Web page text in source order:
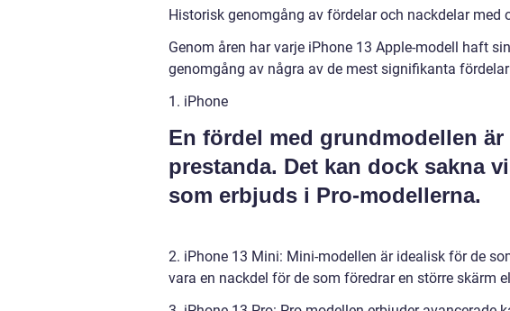
Historisk genomgång av fördelar och nackdelar med
Genom åren har varje iPhone 13 Apple-modell haft
genomgång av några av de mest signifikanta
1. iPhone
En fördel med grundmodellen
prestanda. Det kan dock sakna
som erbjuds i Pro-modellerna.
2. iPhone 13 Mini: Mini-modellen är idealisk för de
vara en nackdel för de som föredrar en större skärm